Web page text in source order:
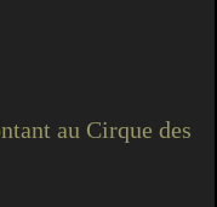
au Cirque des